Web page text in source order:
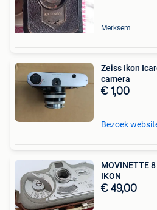
Merksem
Zeiss Ikon
camera
€ 1,00
Bezoek
MOVINETTE
IKON
€ 49,00